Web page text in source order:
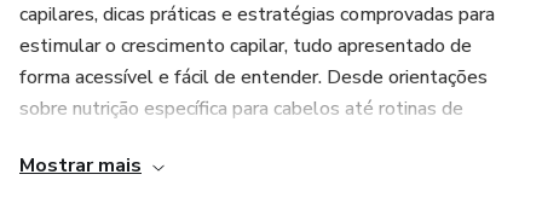
capilares, dicas práticas e estratégias comprovadas para
estimular o crescimento capilar, tudo apresentado de
forma acessível e fácil de entender. Desde orientações
sobre nutrição específica para cabelos até rotinas de
completo para ajudá-lo a atingir seus objetivos de cabelos
Mostrar mais